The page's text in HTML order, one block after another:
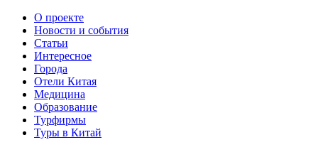
О проекте
Новости и события
Статьи
Интересное
Города
Отели Китая
Медицина
Образование
Турфирмы
Туры в Китай